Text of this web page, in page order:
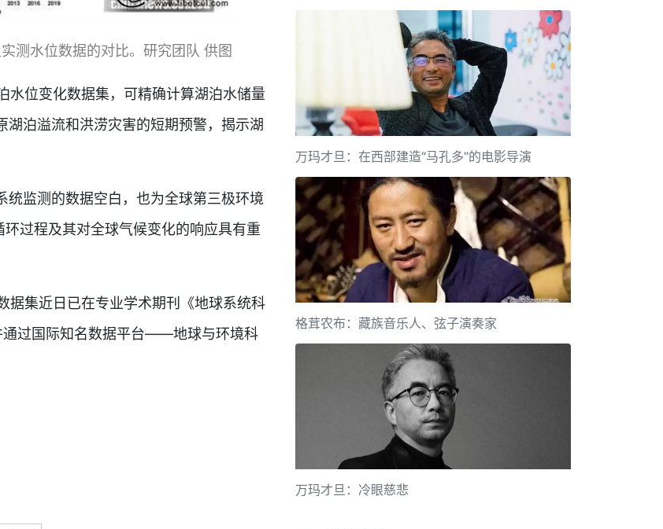
测水位数据的对比。研究团队 供图
位变化数据集，可精确计算湖泊水储量
泊溢流和洪涝灾害的短期预警，揭示湖
监测的数据空白，也为全球第三极环境
过程及其对全球气候变化的响应具有重
集近日已在专业学术期刊《地球系统科
过国际知名数据平台——地球与环境科
万玛才旦：在西部建造“马孔多”的电影导演
格茸农布：藏族音乐人、弦子演奏家
万玛才旦：冷眼慈悲